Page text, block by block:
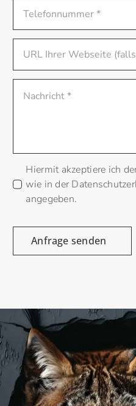
Hiermit akzeptiere ich
wie in der
angegeben.
Anfrage senden